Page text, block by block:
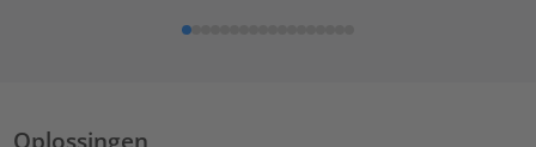
Oplossingen